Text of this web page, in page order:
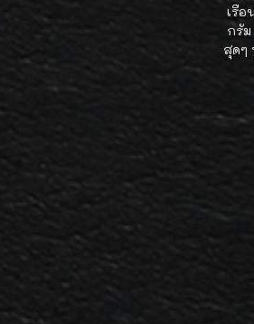
เรือ
กรัม
สุดๆ